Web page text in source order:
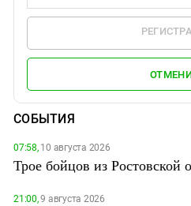
СОБЫТИЯ
07:58,10 августа 2026
Трое бойцов из
21:00,9 августа 2026